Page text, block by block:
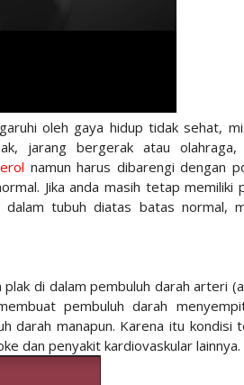
oleh gaya hidup tidak sehat,
jarang bergerak atau
namun harus dibarengi dengan
Jika anda masih tetap memiliki
tubuh diatas batas normal,
di dalam pembuluh darah arteri
pembuluh darah
darah manapun. Karena itu kondisi
dan penyakit kardiovaskular lainnya.